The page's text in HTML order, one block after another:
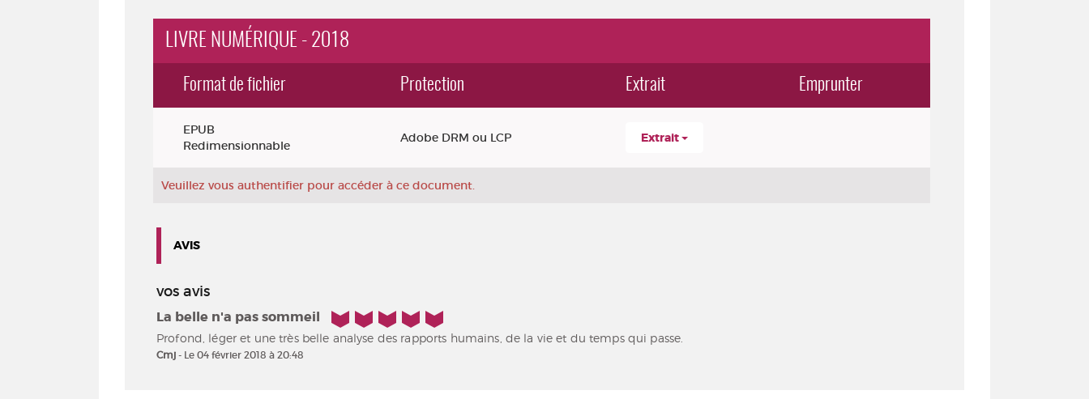
LIVRE NUMÉRIQUE - 2018
Format de fichier Protection Extrait Emprunter
EPUB
Redimensionnable
Adobe DRM ou LCP Extrait
Veuillez vous authentifier pour accéder à ce document.
AVIS
vos avis
La belle n'a pas sommeil 5/5
Profond, léger et une très belle analyse des rapports humains, de la vie et du temps qui passe.
Cmj - Le 04 février 2018 à 20:48